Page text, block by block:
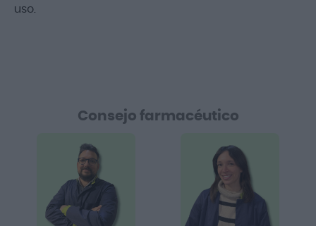
uso.
Consejo farmacéutico